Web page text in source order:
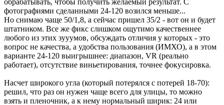
обрабатывать, чтобы получить желаемый результат. С
фотографиями сделанными 24-120 возился меньше...
Но снимаю чаще 50/1,8, а сейчас пришел 35/2 - вот он и будет
штатником. Все же фикс слишком ощутимо качественнее
любого из этих зууумов, обсуждать отличия у которых - это
вопрос не качества, а удобства пользования (ИМХО), а в этом
варианте 24-120 выигрышнее: диапазон, VR (реально
работает), отсутствие виньетирования, точнее фокусировка.
Насчет широкого угла (который потерялся с потерей 18-70):
решил, что раз он нужен чаще всего для улицы, то можно
взять и пленочник, а к нему нормальный ширик: 24 или